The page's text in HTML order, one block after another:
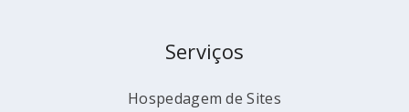
Serviços
Hospedagem de Sites